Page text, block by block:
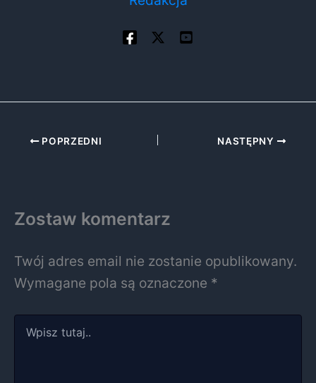
POPRZEDNI NASTĘPNY
Zostaw komentarz
Twój adres email nie zostanie opublikowany.
Wymagane pola są oznaczone *
tutaj..